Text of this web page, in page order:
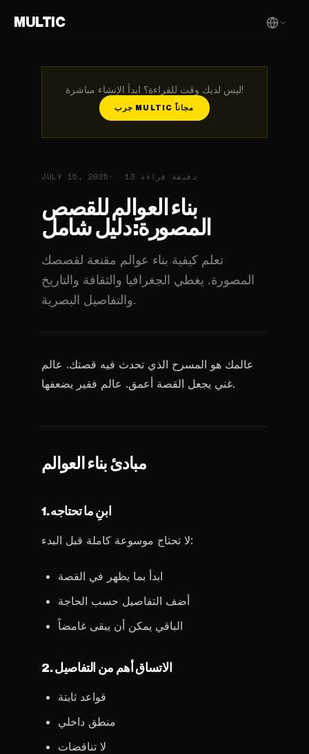
MULTIC
ليس لديك وقت للقراءة؟ ابدأ الإنشاء مباشرة!
جرب MULTIC مجاناً
JULY 15, 2025 13 دقيقة قراءة
بناء العوالم للقصص
المصورة: دليل شامل
تعلم كيفية بناء عوالم مقنعة لقصصك
المصورة. يغطي الجغرافيا والثقافة والتاريخ
والتفاصيل البصرية.
عالمك هو المسرح الذي تحدث فيه قصتك. عالم
غني يجعل القصة أعمق. عالم فقير يضعفها.
مبادئ بناء العوالم
1. ابنِ ما تحتاجه
لا تحتاج موسوعة كاملة قبل البدء:
ابدأ بما يظهر في القصة
أضف التفاصيل حسب الحاجة
الباقي يمكن أن يبقى غامضاً
2. الاتساق أهم من التفاصيل
قواعد ثابتة
منطق داخلي
لا تناقضات